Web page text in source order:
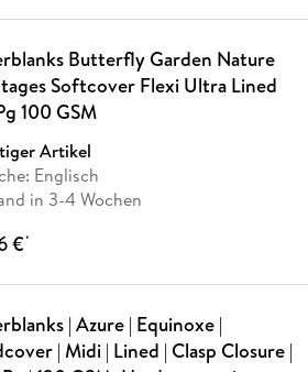
Butterfly Garden Nature
Softcover Flexi Ultra Lined
100 GSM
Artikel
Englisch
in 3-4 Wochen
€*
| Azure | Equinoxe |
| Midi | Lined | Clasp Closure |